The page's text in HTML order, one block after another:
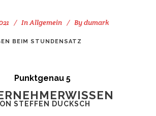
InAllgemein Bydumark
BEIM STUNDENSATZ
Punktgenau 5
STEFFEN DUCKSCH